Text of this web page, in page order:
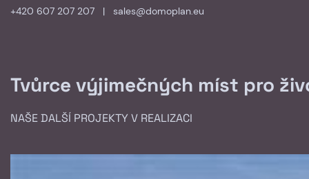
+420 607 207 207 | sales@domoplan.eu
Tvůrce výjimečných míst pro
NAŠE DALŠÍ PROJEKTY V REALIZACI